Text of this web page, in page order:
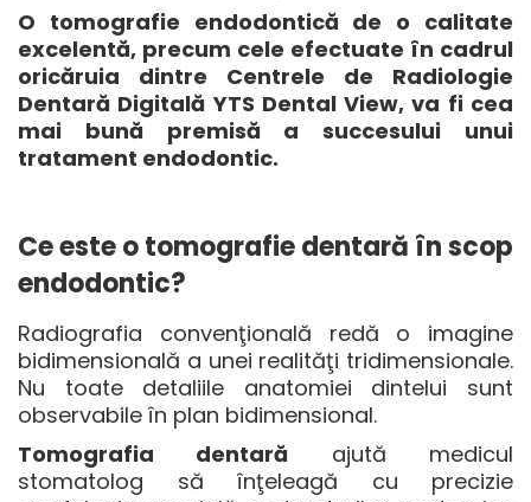
O tomografie endodontică de o calitate
excelentă, precum cele efectuate în cadrul
oricăruia dintre Centrele de Radiologie
Dentară Digitală YTS Dental View, va fi cea
mai bună premisă a succesului unui
tratament endodontic.
Ce este o tomografie dentară în scop
endodontic?
Radiografia convenţională redă o imagine
bidimensională a unei realităţi tridimensionale.
Nu toate detaliile anatomiei dintelui sunt
observabile în plan bidimensional.
Tomografia dentară ajută medicul
stomatolog să înţeleagă cu precizie